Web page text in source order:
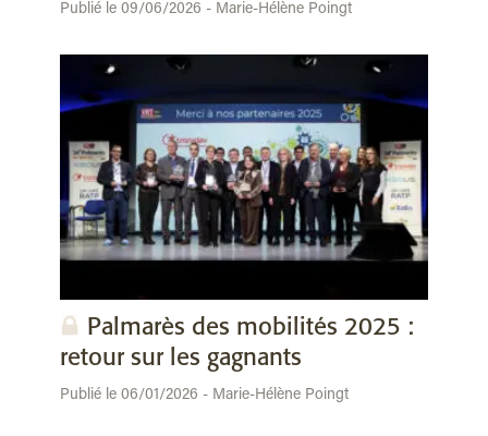
Publié le 09/06/2026 - Marie-Hélène Poingt
Palmarès des mobilités 2025 :
retour sur les gagnants
Publié le 06/01/2026 - Marie-Hélène Poingt